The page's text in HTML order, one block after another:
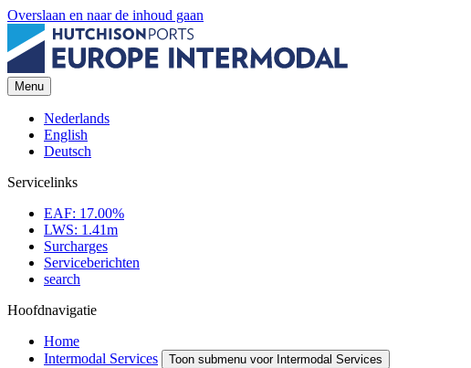
Overslaan en naar de inhoud gaan
Menu
Nederlands
English
Deutsch
Servicelinks
EAF: 17.00%
LWS: 1.41m
Surcharges
Serviceberichten
search
Hoofdnavigatie
Home
Intermodal Services
Toon submenu voor Intermodal Services